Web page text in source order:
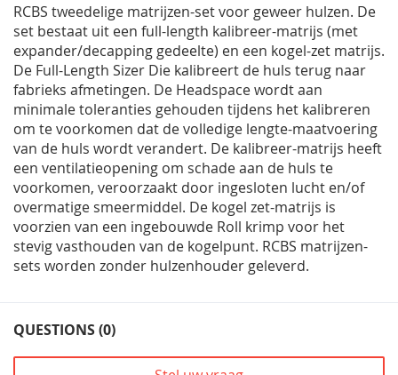
RCBS tweedelige matrijzen-set voor geweer hulzen. De
set bestaat uit een full-length kalibreer-matrijs (met
expander/decapping gedeelte) en een kogel-zet matrijs.
De Full-Length Sizer Die kalibreert de huls terug naar
fabrieks afmetingen. De Headspace wordt aan
minimale toleranties gehouden tijdens het kalibreren
om te voorkomen dat de volledige lengte-maatvoering
van de huls wordt verandert. De kalibreer-matrijs heeft
een ventilatieopening om schade aan de huls te
voorkomen, veroorzaakt door ingesloten lucht en/of
overmatige smeermiddel. De kogel zet-matrijs is
voorzien van een ingebouwde Roll krimp voor het
stevig vasthouden van de kogelpunt. RCBS matrijzen-
sets worden zonder hulzenhouder geleverd.
QUESTIONS (0)